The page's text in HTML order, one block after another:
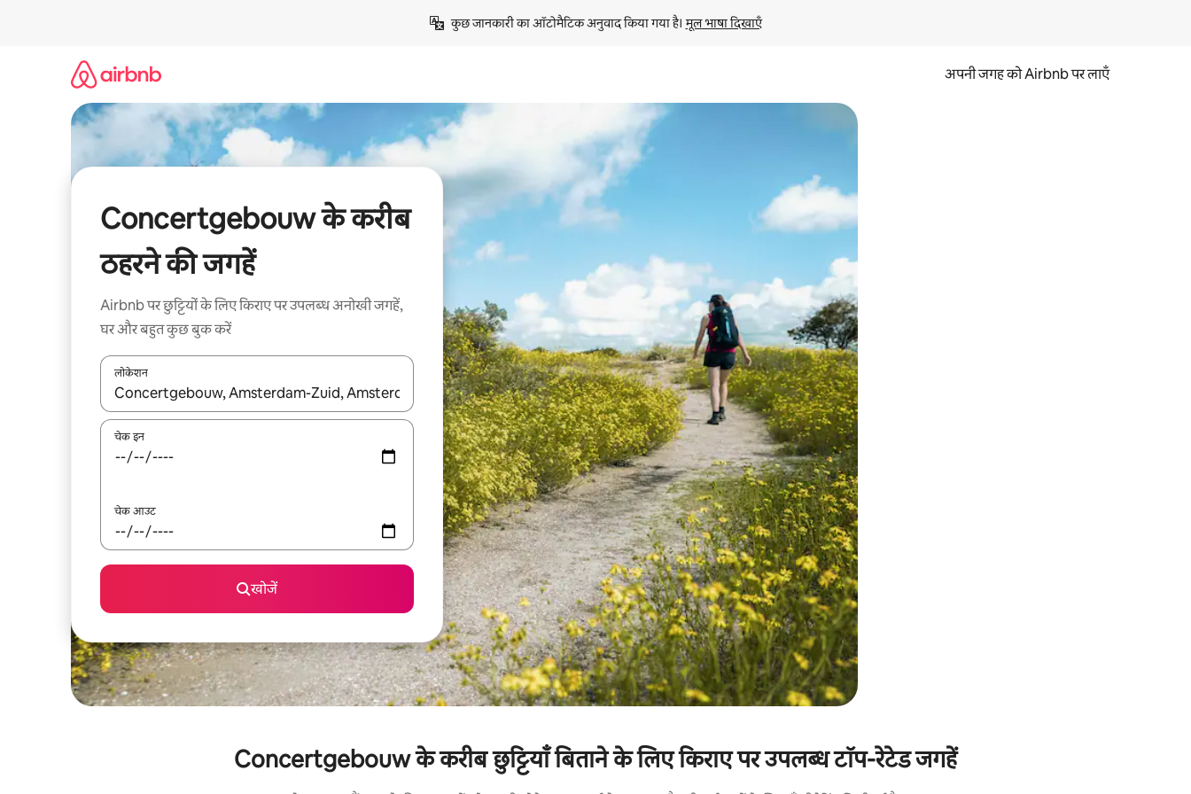
कुछ जानकारी का ऑटोमैटिक अनुवाद किया गया है। मूल भाषा दिखाएँ
अपनी जगह को Airbnb पर लाएँ
Concertgebouw के करीब
ठहरने की जगहें
Airbnb पर छुट्टियों के लिए किराए पर उपलब्ध अनोखी जगहें,
घर और बहुत कुछ बुक करें
लोकेशन
नतीजों के उपलब्ध होने पर, अप और डाउन 'ऐरो की' का इस्तेमाल करके नेविगेट करें या टच या फिर स्वाइप जेस्चर का इस्तेमाल करके एक्सप्लोर करें।
चेक इन
चेक आउट
खोजें
Concertgebouw के करीब छुट्टियाँ बिताने के लिए किराए पर उपलब्ध टॉप-रेटेड जगहें